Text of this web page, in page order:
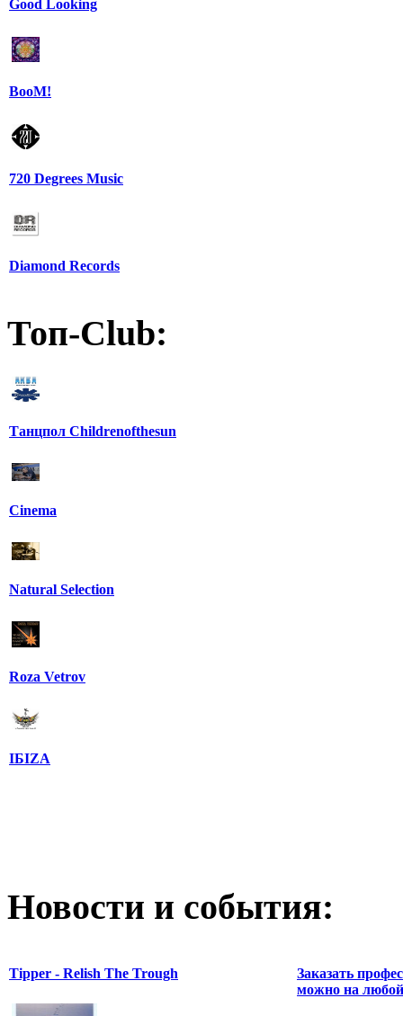
Good Looking
BooM!
720 Degrees Music
Diamond Records
Топ-Club:
Танцпол Childrenofthesun
Cinema
Natural Selection
Roza Vetrov
IБIZA
Новости и события:
Tipper - Relish The Trough
Заказать
можно на